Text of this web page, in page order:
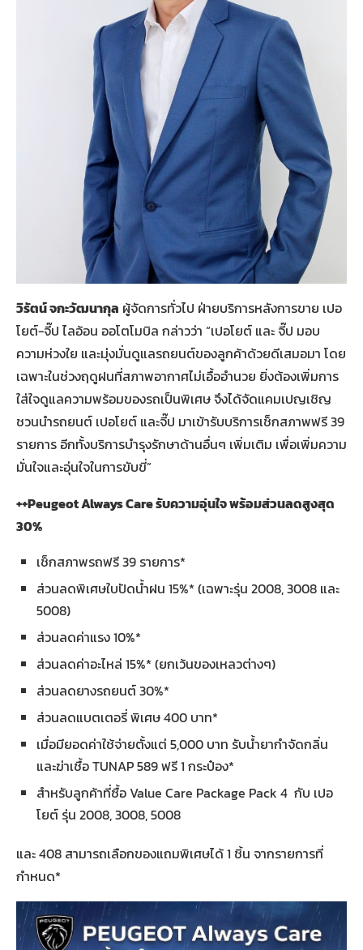
วิรัตน์ จกะวัฒนากุล ผู้จัดการทั่วไป ฝ่ายบริการหลังการขาย เปอ
โยต์-จี๊ป ไลอ้อน ออโตโมบิล กล่าวว่า “เปอโยต์ และ จี๊ป มอบ
ความห่วงใย และมุ่งมั่นดูแลรถยนต์ของลูกค้าด้วยดีเสมอมา โดย
เฉพาะในช่วงฤดูฝนที่สภาพอากาศไม่เอื้ออำนวย ยิ่งต้องเพิ่มการ
ใส่ใจดูแลความพร้อมของรถเป็นพิเศษ จึงได้จัดแคมเปญเชิญ
ชวนนำรถยนต์ เปอโยต์ และจี๊ป มาเข้ารับบริการเช็กสภาพฟรี 39
รายการ อีกทั้งบริการบำรุงรักษาด้านอื่นๆ เพิ่มเติม เพื่อเพิ่มความ
มั่นใจและอุ่นใจในการขับขี่”
++Peugeot Always Care รับความอุ่นใจ พร้อมส่วนลดสูงสุด
30%
เช็กสภาพรถฟรี 39 รายการ*
ส่วนลดพิเศษใบปัดน้ำฝน 15%* (เฉพาะรุ่น 2008, 3008 และ
5008)
ส่วนลดค่าแรง 10%*
ส่วนลดค่าอะไหล่ 15%* (ยกเว้นของเหลวต่างๆ)
ส่วนลดยางรถยนต์ 30%*
ส่วนลดแบตเตอรี่ พิเศษ 400 บาท*
เมื่อมียอดค่าใช้จ่ายตั้งแต่ 5,000 บาท รับน้ำยากำจัดกลิ่น
และฆ่าเชื้อ TUNAP 589 ฟรี 1 กระป๋อง*
สำหรับลูกค้าที่ซื้อ Value Care Package Pack 4 กับ เปอ
โยต์ รุ่น 2008, 3008, 5008
และ 408 สามารถเลือกของแถมพิเศษได้ 1 ชิ้น จากรายการที่
กำหนด*